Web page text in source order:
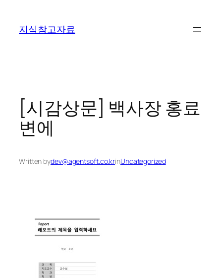
지식참고자료
[시감상문] 백사장 홍료
변에
Written bydev@agentsoft.co.krinUncategorized